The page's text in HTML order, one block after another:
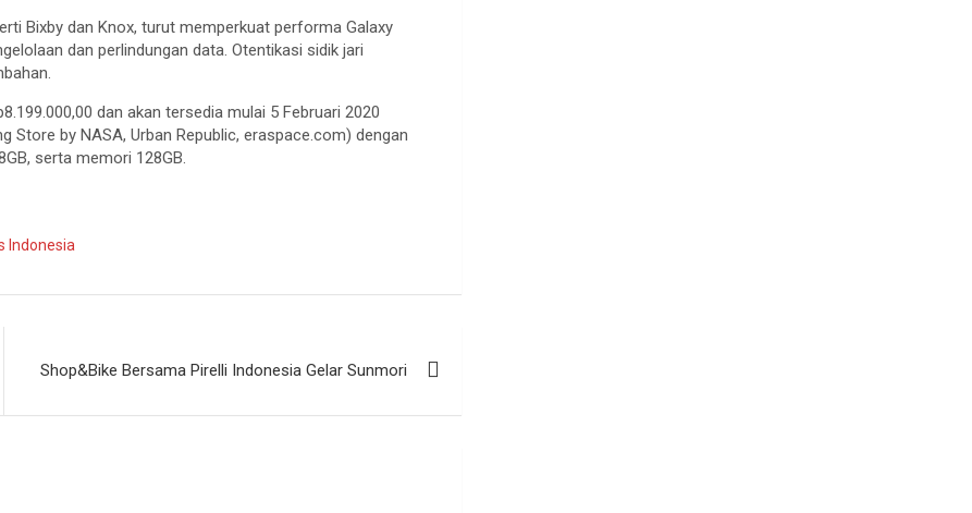
Bixby dan Knox, turut memperkuat performa Galaxy
dan perlindungan data. Otentikasi sidik jari
dan akan tersedia mulai 5 Februari 2020
Store by NASA, Urban Republic, eraspace.com) dengan
serta memori 128GB.
Indonesia
Shop&Bike Bersama Pirelli Indonesia Gelar Sunmori